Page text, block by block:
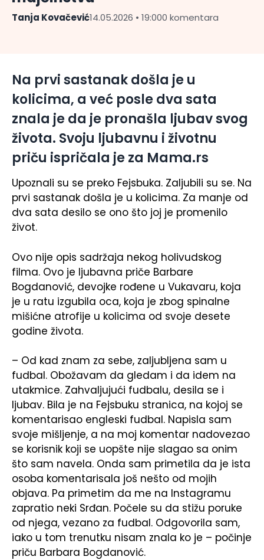
Tanja Kovačević14.05.2026 • 19:000 komentara
Na prvi sastanak došla je u
kolicima, a već posle dva sata
znala je da je pronašla ljubav svog
života. Svoju ljubavnu i životnu
priču ispričala je za Mama.rs
Upoznali su se preko Fejsbuka. Zaljubili su se. Na
prvi sastanak došla je u kolicima. Za manje od
dva sata desilo se ono što joj je promenilo
život.
Ovo nije opis sadržaja nekog holivudskog
filma. Ovo je ljubavna priče Barbare
Bogdanović, devojke rođene u Vukavaru, koja
je u ratu izgubila oca, koja je zbog spinalne
mišićne atrofije u kolicima od svoje desete
godine života.
– Od kad znam za sebe, zaljubljena sam u
fudbal. Obožavam da gledam i da idem na
utakmice. Zahvaljujući fudbalu, desila se i
ljubav. Bila je na Fejsbuku stranica, na kojoj se
komentarisao engleski fudbal. Napisla sam
svoje mišljenje, a na moj komentar nadovezao
se korisnik koji se uopšte nije slagao sa onim
što sam navela. Onda sam primetila da je ista
osoba komentarisala još nešto od mojih
objava. Pa primetim da me na Instagramu
zapratio neki Srđan. Počele su da stižu poruke
od njega, vezano za fudbal. Odgovorila sam,
iako u tom trenutku nisam znala ko je – počinje
priču Barbara Bogdanović.